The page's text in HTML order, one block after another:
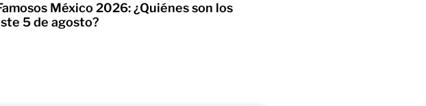
México 2026: ¿Quiénes son los
5 de agosto?